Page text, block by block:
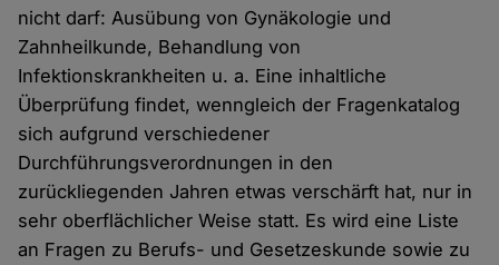
nicht darf: Ausübung von Gynäkologie und
Zahnheilkunde, Behandlung von
Infektionskrankheiten u. a. Eine inhaltliche
Überprüfung findet, wenngleich der Fragenkatalog
sich aufgrund verschiedener
Durchführungsverordnungen in den
zurückliegenden Jahren etwas verschärft hat, nur in
sehr oberflächlicher Weise statt. Es wird eine Liste
an Fragen zu Berufs- und Gesetzeskunde sowie zu